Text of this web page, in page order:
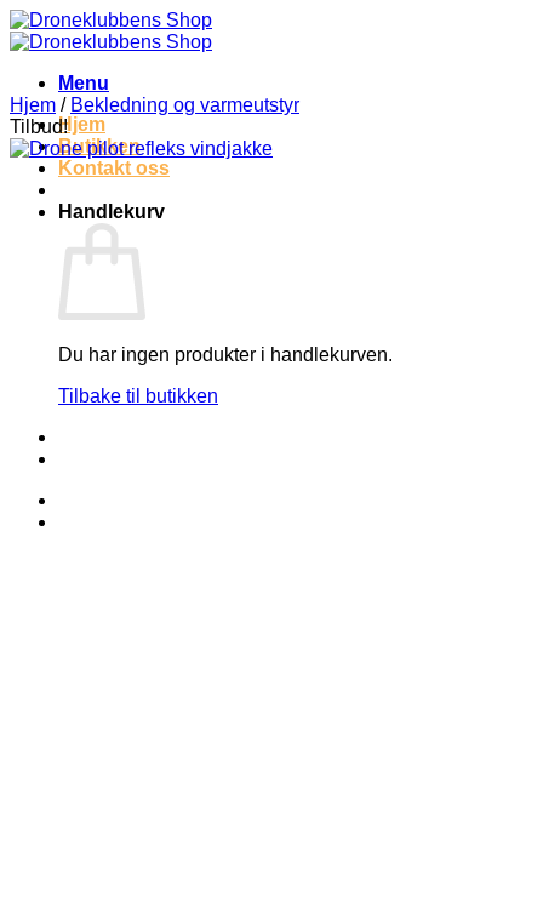
Skip
to
Menu
Hjem
Butikken
Kontakt oss
Handlekurv
Du har ingen produkter i handlekurven.
Tilbake til butikken
Hjem / Bekledning og varmeutstyr
Tilbud!